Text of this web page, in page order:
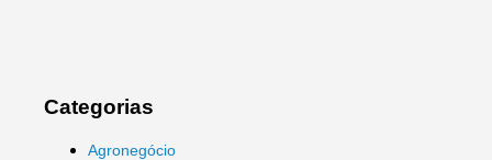
Categorias
Agronegócio